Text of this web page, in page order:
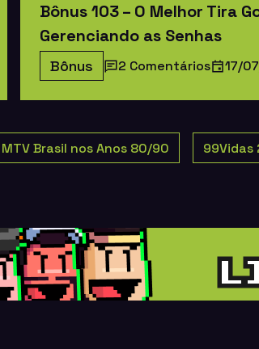
Bônus 103 – O Melhor Tira
Gerenciando as Senhas
Bônus 2 Comentários 17/
Brasil nos Anos 80/90 99Vidas